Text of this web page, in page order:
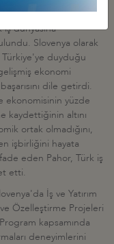
dünyasına
Slovenya olarak
duyduğu
ekonomi
dile getirdi.
ekonomisinin yüzde
kaydettiğinin altını
ortak olmadığını,
işbirliğini hayata
eden Pahor, Türk iş
etti.
İş ve Yatırım
Özelleştirme Projeleri
kapsamında
deneyimlerini